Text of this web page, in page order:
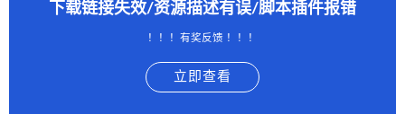
下载链接失效/资源描述有误/脚本插件报错
！！！有奖反馈 ！！！
立即查看